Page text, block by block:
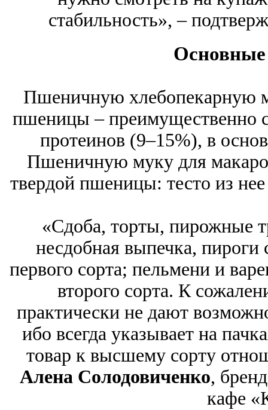
стабильность», –
Пшеничную хлебопекарную
пшеницы – преимущественно
протеинов (9–15%), в
Пшеничную муку для
твердой пшеницы: тесто из
«Сдоба, торты, пирожные
несдобная выпечка,
первого сорта; пельмени и
второго сорта. К
практически не дают
ибо всегда указывает на
товар к высшему сорту
Алена Солодовиченко,
кафе